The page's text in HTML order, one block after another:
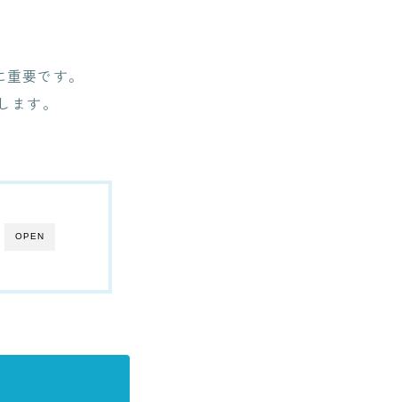
要です。
す。
OPEN